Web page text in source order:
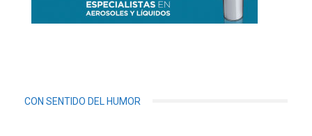
CON SENTIDO DEL HUMOR